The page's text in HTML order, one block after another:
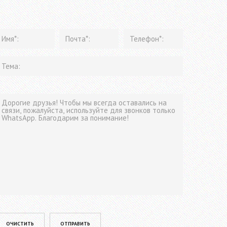
leave this field empty.